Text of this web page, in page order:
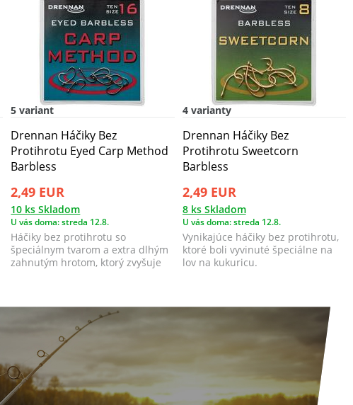
5 variant
Drennan Háčiky Bez
Protihrotu Eyed Carp Method
Barbless
2,49 EUR
10 ks Skladom
U vás doma: streda 12.8.
Háčiky bez protihrotu so
špeciálnym tvarom a extra dlhým
zahnutým hrotom, ktorý zvyšuje
4 varianty
Drennan Háčiky Bez
Protihrotu Sweetcorn
Barbless
2,49 EUR
8 ks Skladom
U vás doma: streda 12.8.
Vynikajúce háčiky bez protihrotu,
ktoré boli vyvinuté špeciálne na
lov na kukuricu.